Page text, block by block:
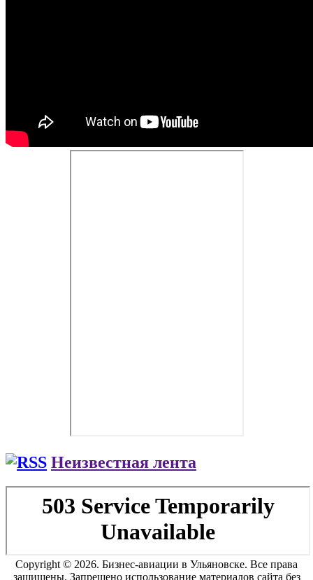
Неизвестная лента
Copyright © 2026. Бизнес-авиации в Ульяновске. Все права
защищены. Запрещено использование материалов сайта без